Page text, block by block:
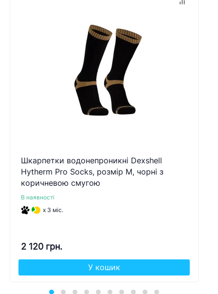
Шкарпетки водонепроникні Dexshell
Hytherm Pro Socks, розмір М, чорні з
коричневою смугою
В наявності
x 3 міс.
2 120 грн.
У кошик